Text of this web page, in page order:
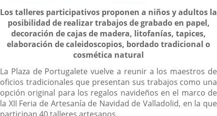
Descripción
Los talleres participativos proponen a niños y adultos la
posibilidad de realizar trabajos de grabado en papel,
decoración de cajas de madera, litofanías, tapices,
elaboración de caleidoscopios, bordado tradicional o
cosmética natural
La Plaza de Portugalete vuelve a reunir a los maestros de
oficios tradicionales que presentan sus trabajos como una
opción original para los regalos navideños en el marco de
la XII Feria de Artesanía de Navidad de Valladolid, en la que